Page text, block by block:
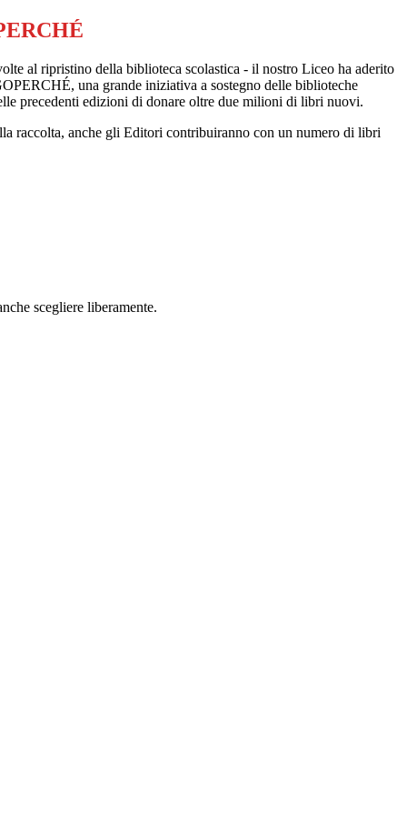
al ripristino della biblioteca scolastica - il nostro Liceo ha aderito
una grande iniziativa a sostegno delle biblioteche
precedenti edizioni di donare oltre due milioni di libri nuovi.
raccolta, anche gli Editori contribuiranno con un numero di libri
scegliere liberamente.